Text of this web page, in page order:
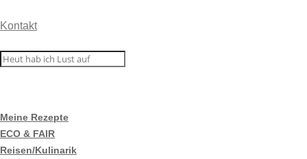
Kontakt
Meine Rezepte
ECO & FAIR
Reisen/Kulinarik